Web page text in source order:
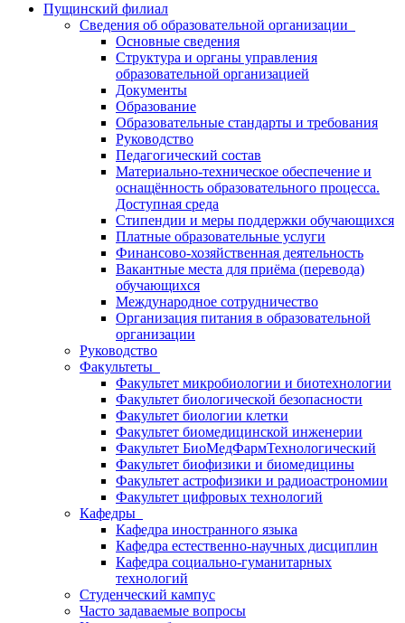
Пущинский филиал
Сведения об образовательной организации
Основные сведения
Структура и органы управления
образовательной организацией
Документы
Образование
Образовательные стандарты и требования
Руководство
Педагогический состав
Материально-техническое обеспечение и
оснащённость образовательного процесса.
Доступная среда
Стипендии и меры поддержки обучающихся
Платные образовательные услуги
Финансово-хозяйственная деятельность
Вакантные места для приёма (перевода)
обучающихся
Международное сотрудничество
Организация питания в образовательной
организации
Руководство
Факультеты
Факультет микробиологии и биотехнологии
Факультет биологической безопасности
Факультет биологии клетки
Факультет биомедицинской инженерии
Факультет БиоМедФармТехнологический
Факультет биофизики и биомедицины
Факультет астрофизики и радиоастрономии
Факультет цифровых технологий
Кафедры
Кафедра иностранного языка
Кафедра естественно-научных дисциплин
Кафедра социально-гуманитарных
технологий
Студенческий кампус
Часто задаваемые вопросы